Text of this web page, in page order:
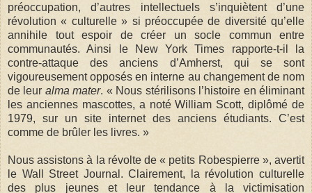
préoccupation, d’autres intellectuels s’inquiètent d’une
révolution « culturelle » si préoccupée de diversité qu’elle
annihile tout espoir de créer un socle commun entre
communautés. Ainsi le New York Times rapporte-t-il la
contre-attaque des anciens d’Amherst, qui se sont
vigoureusement opposés en interne au changement de nom
de leur alma mater. « Nous stérilisons l’histoire en éliminant
les anciennes mascottes, a noté William Scott, diplômé de
1979, sur un site internet des anciens étudiants. C’est
comme de brûler les livres. »
Nous assistons à la révolte de « petits Robespierre », avertit
le Wall Street Journal. Clairement, la révolution culturelle
des plus jeunes et leur tendance à la victimisation